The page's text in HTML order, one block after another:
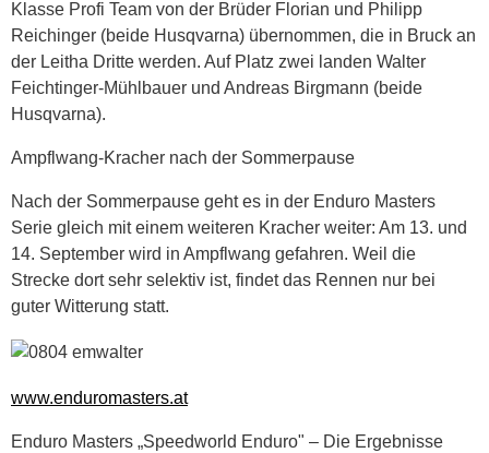
Klasse Profi Team von der Brüder Florian und Philipp
Reichinger (beide Husqvarna) übernommen, die in Bruck an
der Leitha Dritte werden. Auf Platz zwei landen Walter
Feichtinger-Mühlbauer und Andreas Birgmann (beide
Husqvarna).
Ampflwang-Kracher nach der Sommerpause
Nach der Sommerpause geht es in der Enduro Masters
Serie gleich mit einem weiteren Kracher weiter: Am 13. und
14. September wird in Ampflwang gefahren. Weil die
Strecke dort sehr selektiv ist, findet das Rennen nur bei
guter Witterung statt.
www.enduromasters.at
Enduro Masters „Speedworld Enduro" – Die Ergebnisse